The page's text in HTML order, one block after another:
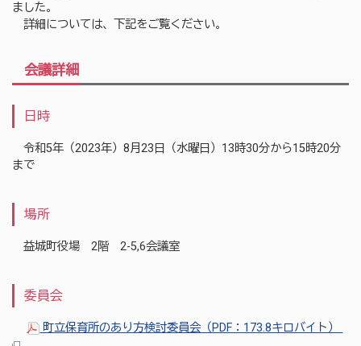
ました。
詳細については、下記をご覧ください。
会議詳細
日時
令和5年（2023年）8月23日（水曜日）13時30分から15時20分
まで
場所
益城町役場 2階 2-5,6会議室
委員会
町立保育所のあり方検討委員会（PDF：173.8キロバイト）